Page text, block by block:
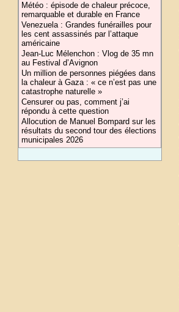
Météo : épisode de chaleur précoce,
remarquable et durable en France
Venezuela : Grandes funérailles pour
les cent assassinés par l’attaque
américaine
Jean-Luc Mélenchon : Vlog de 35 mn
au Festival d’Avignon
Un million de personnes piégées dans
la chaleur à Gaza : « ce n’est pas une
catastrophe naturelle »
Censurer ou pas, comment j’ai
répondu à cette question
Allocution de Manuel Bompard sur les
résultats du second tour des élections
municipales 2026